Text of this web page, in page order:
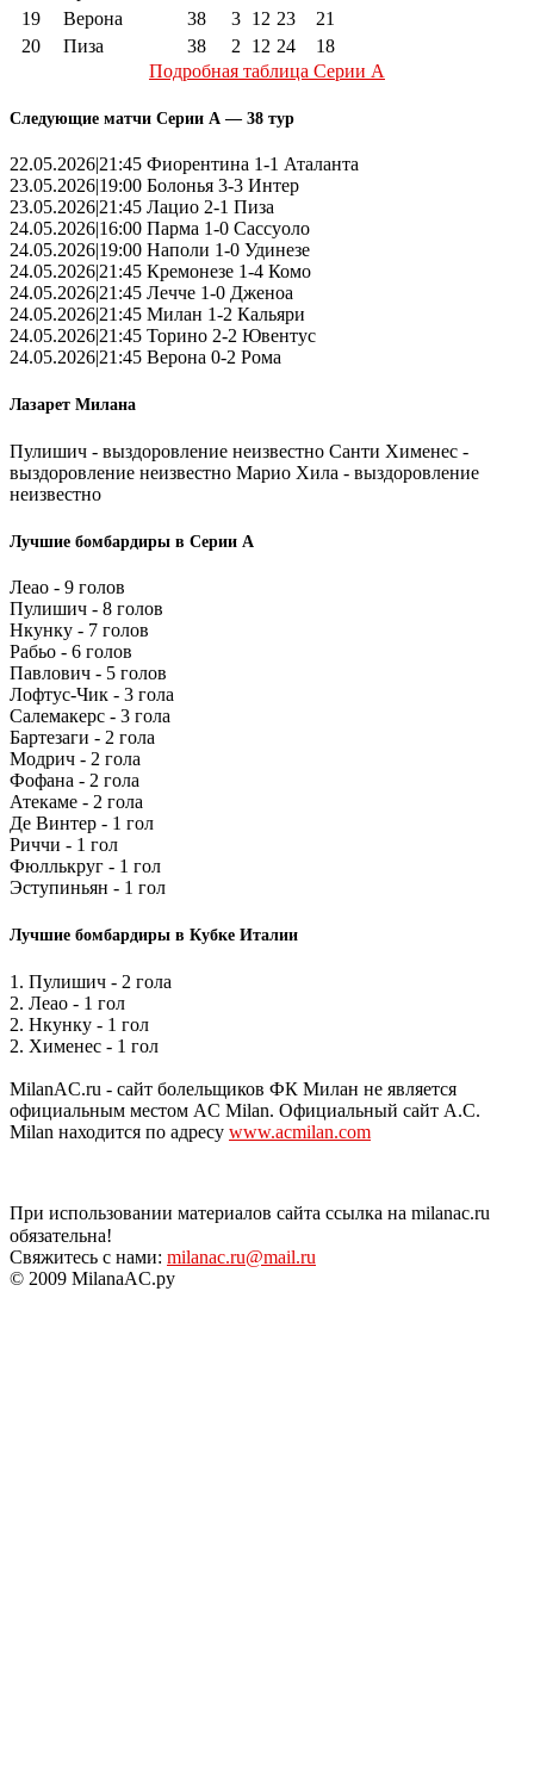
19
Верона 38 3 12 23
21
20
Пиза 38 2 12 24
18
Подробная таблица Серии А
Следующие матчи Серии А — 38 тур
22.05.2026|21:45 Фиорентина 1-1 Аталанта
23.05.2026|19:00 Болонья 3-3 Интер
23.05.2026|21:45 Лацио 2-1 Пиза
24.05.2026|16:00 Парма 1-0 Сассуоло
24.05.2026|19:00 Наполи 1-0 Удинезе
24.05.2026|21:45 Кремонезе 1-4 Комо
24.05.2026|21:45 Лечче 1-0 Дженоа
24.05.2026|21:45 Милан 1-2 Кальяри
24.05.2026|21:45 Торино 2-2 Ювентус
24.05.2026|21:45 Верона 0-2 Рома
Лазарет Милана
Пулишич - выздоровление неизвестно Санти Хименес -
выздоровление неизвестно Марио Хила - выздоровление
неизвестно
Лучшие бомбардиры в Серии А
Леао - 9 голов
Пулишич - 8 голов
Нкунку - 7 голов
Рабьо - 6 голов
Павлович - 5 голов
Лофтус-Чик - 3 гола
Салемакерс - 3 гола
Бартезаги - 2 гола
Модрич - 2 гола
Фофана - 2 гола
Атекаме - 2 гола
Де Винтер - 1 гол
Риччи - 1 гол
Фюллькруг - 1 гол
Эступиньян - 1 гол
Лучшие бомбардиры в Кубке Италии
1. Пулишич - 2 гола
2. Леао - 1 гол
2. Нкунку - 1 гол
2. Хименес - 1 гол
MilanAC.ru - сайт болельщиков ФК Милан не является
официальным местом AC Milan. Официальный сайт A.C.
Milan находится по адресу www.acmilan.com
При использовании материалов сайта ссылка на milanac.ru
обязательна!
Свяжитесь с нами: milanac.ru@mail.ru
© 2009 MilanaAC.ру